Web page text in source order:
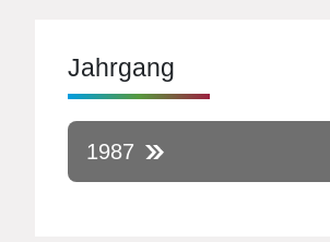
Jahrgang
1987